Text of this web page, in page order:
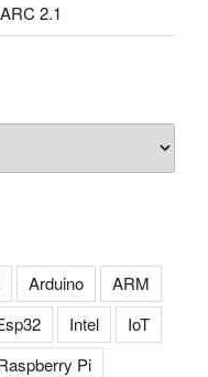
2.1
Arduino
ARM
Intel
IoT
Pi